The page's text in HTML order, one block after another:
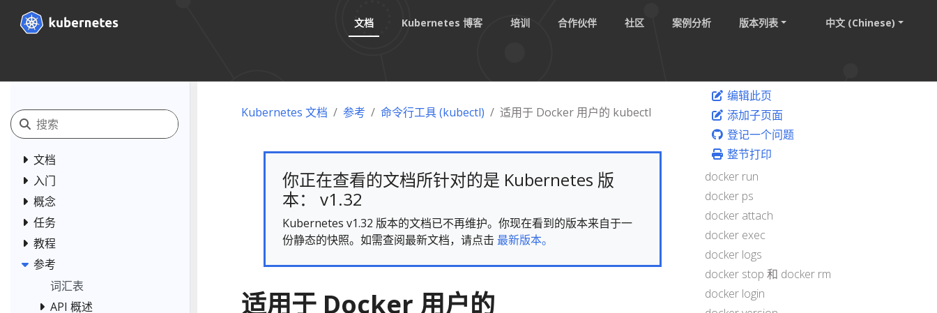
文档 Kubernetes 博客 培训 合作伙伴 社区 案例分析 版本列表 中文 (Chinese)
文档
入门
概念
任务
教程
参考
词汇表
API 概述
Kubernetes 文档 参考 命令行工具 (kubectl) 适用于 Docker 用户的 kubectl
你正在查看的文档所针对的是 Kubernetes 版
本： v1.32
Kubernetes v1.32 版本的文档已不再维护。你现在看到的版本来自于一
份静态的快照。如需查阅最新文档，请点击 最新版本。
适用于 Docker 用户的
编辑此页
添加子页面
登记一个问题
整节打印
docker run
docker ps
docker attach
docker exec
docker logs
docker stop 和 docker rm
docker login